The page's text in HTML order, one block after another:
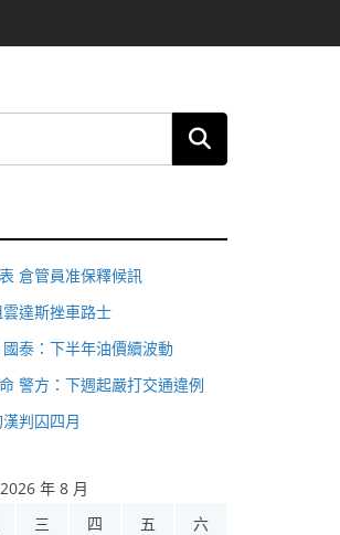
倉管員准保釋候訊
達斯挫車路士
國泰：下半年油價續波動
警方：下週起嚴打交通違例
判囚四月
2026 年 8 月
三 四 五 六